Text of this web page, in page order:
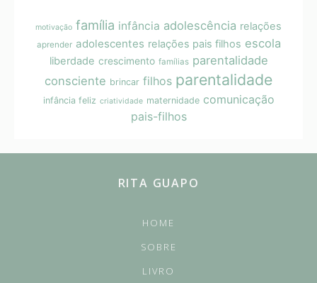
motivação família infância adolescência relações
aprender adolescentes relações pais filhos escola
liberdade crescimento famílias parentalidade
consciente brincar filhos parentalidade
infância feliz criatividade maternidade comunicação
pais-filhos
RITA GUAPO
HOME
SOBRE
LIVRO